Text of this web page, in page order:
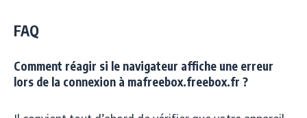
FAQ
Comment réagir si le navigateur affiche une erreur
lors de la connexion à mafreebox.freebox.fr ?